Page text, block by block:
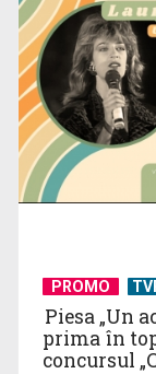
Horaţiu Mălăele
PROMO
Piesa „Un
prima în
concursul